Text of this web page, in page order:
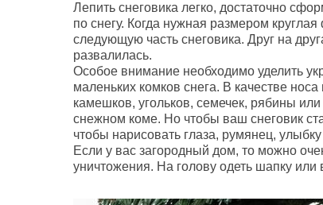
Лепить снеговика легко, достаточно
по снегу. Когда нужная размером
следующую часть снеговика. Друг на
развалилась.
Особое внимание необходимо уделить
маленьких комков снега. В качестве
камешков, угольков, семечек, рябины
снежном коме. Но чтобы ваш снеговик
чтобы нарисовать глаза, румянец,
Если у вас загородный дом, то можно
уничтожения. На голову одеть шапку